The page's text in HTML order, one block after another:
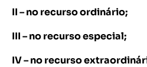
II – no recurso ordinário;
III – no recurso especial;
IV – no recurso